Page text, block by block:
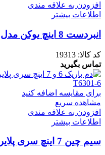
افزودن به علاقه مندی
اطلاعات بیشتر
انبردست 8 اینچ یوکن مدل U34-201
کد کالا: 19313
تماس بگیرید
برای مقایسه اضافه کنید
مشاهده سریع
افزودن به علاقه مندی
اطلاعات بیشتر
سیم چین 7 اینچ سری پلایر مکس توسن مدل T6201-7